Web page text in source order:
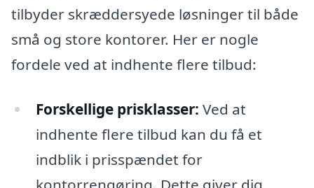
tilbyder skræddersyede løsninger til både
små og store kontorer. Her er nogle
fordele ved at indhente flere tilbud:
Forskellige prisklasser: Ved at
indhente flere tilbud kan du få et
indblik i prisspændet for